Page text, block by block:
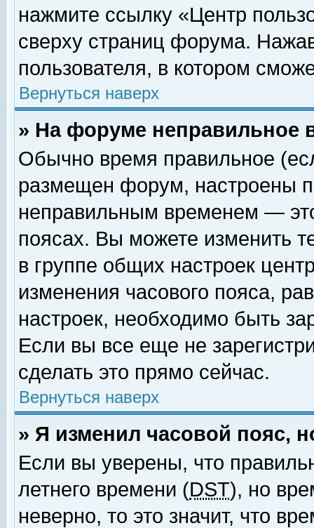
нажмите ссылку «Центр
сверху страниц форума.
пользователя, в котором
Вернуться наверх
» На форуме неправильное
Обычно время правильное
размещен форум, настроены
неправильным временем —
поясах. Вы можете изменить
в группе общих настроек
изменения часового пояса,
настроек, необходимо быть
Если вы все еще не
сделать это прямо сейчас.
Вернуться наверх
» Я изменил часовой пояс,
Если вы уверены, что
летнего времени (DST), но
неверно, то это значит, что